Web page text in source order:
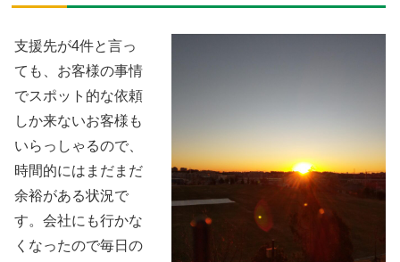
支援先が4件と言っ
ても、お客様の事情
でスポット的な依頼
しか来ないお客様も
いらっしゃるので、
時間的にはまだまだ
余裕がある状況で
す。会社にも行かな
くなったので毎日の